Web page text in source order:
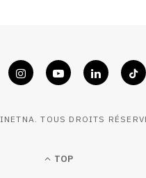
TOUS DROITS
TOP